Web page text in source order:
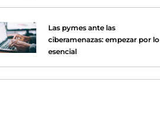
Las pymes ante las
ciberamenazas: empezar por lo
esencial